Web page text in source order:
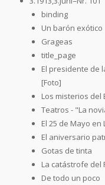
binding
Un barón exótico
Grageas
title_page
El presidente de
[Foto]
Los misterios del
Teatros - "La
El 25 de Mayo en
El aniversario
Gotas de tinta
La catástrofe del
De todo un poco